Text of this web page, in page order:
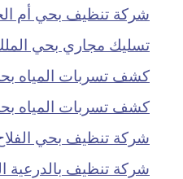
شركة تنظيف بحي أم
تسليك مجاري بحي
كشف تسربات المياه
كشف تسربات المياه
شركة تنظيف بحي
شركة تنظيف بالدرعية